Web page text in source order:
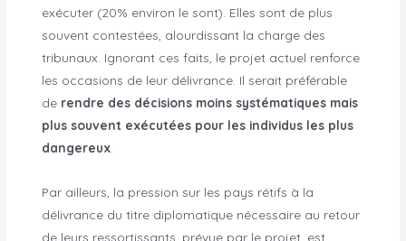
exécuter (20% environ le sont). Elles sont de plus
souvent contestées, alourdissant la charge des
tribunaux. Ignorant ces faits, le projet actuel renforce
les occasions de leur délivrance. Il serait préférable
de rendre des décisions moins systématiques mais
plus souvent exécutées pour les individus les plus
dangereux
Par ailleurs, la pression sur les pays rétifs à la
délivrance du titre diplomatique nécessaire au retour
de leurs ressortissants, prévue par le projet, est